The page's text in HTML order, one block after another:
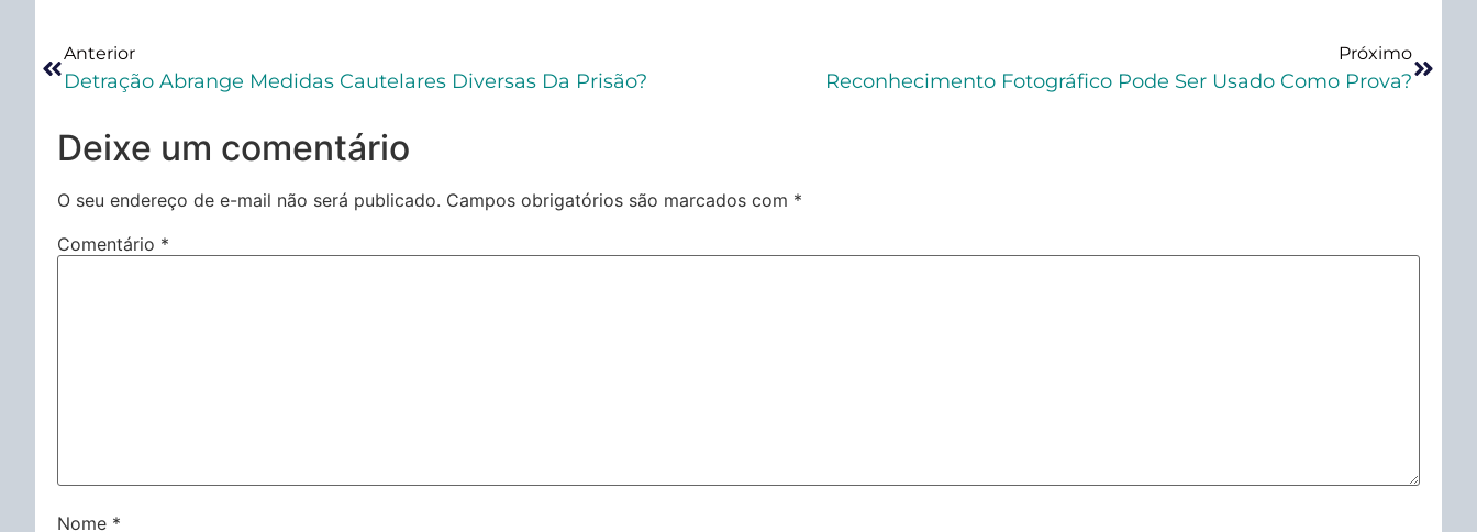
Anterior
Detração Abrange Medidas Cautelares Diversas Da Prisão?
Próximo
Reconhecimento Fotográfico Pode Ser Usado Como Prova?
Deixe um comentário
O seu endereço de e-mail não será publicado. Campos obrigatórios são marcados com *
Comentário *
Nome *